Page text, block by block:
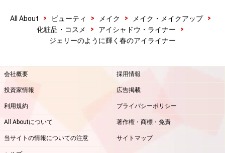
All About > ビューティ > メイク > メイク・メイクアップ
>
化粧品・コスメ
> アイシャドウ・ライナー
>
ジェリーのように輝く春のアイライナー
会社概要 採用情報
投資家情報 広告掲載
利用規約 プライバシーポリシー
All Aboutについて 著作権・商標・免責
当サイトの情報についての注意 サイトマップ